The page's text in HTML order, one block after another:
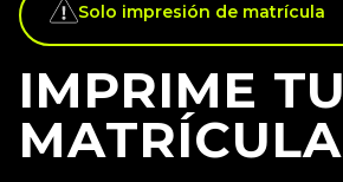
Solo impresión de matrícula
IMPRIME TU
MATRÍCULA